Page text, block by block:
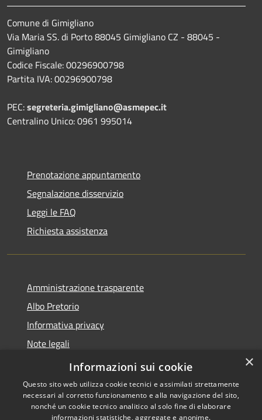
Comune di Gimigliano
Via Maria SS. di Porto 88045 Gimigliano CZ - 88045 -
Gimigliano
Codice Fiscale: 00296900798
Partita IVA: 00296900798
PEC:segreteria.gimigliano@asmepec.it
Centralino Unico: 0961 995014
Prenotazione appuntamento
Segnalazione disservizio
Leggi le FAQ
Richiesta assistenza
Amministrazione trasparente
Albo Pretorio
Informativa privacy
Note legali
Dichiarazione di accessibilità
×
Informazioni sui cookie
Questo sito web utilizza cookie tecnici e assimilati strettamente
necessari al corretto funzionamento e alla navigazione del sito,
nonché un cookie tecnico analitico al solo fine di elaborare
informazioni statistiche, aggregate e anonime.